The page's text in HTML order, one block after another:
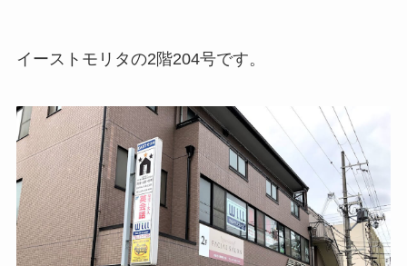
イーストモリタの2階204号です。